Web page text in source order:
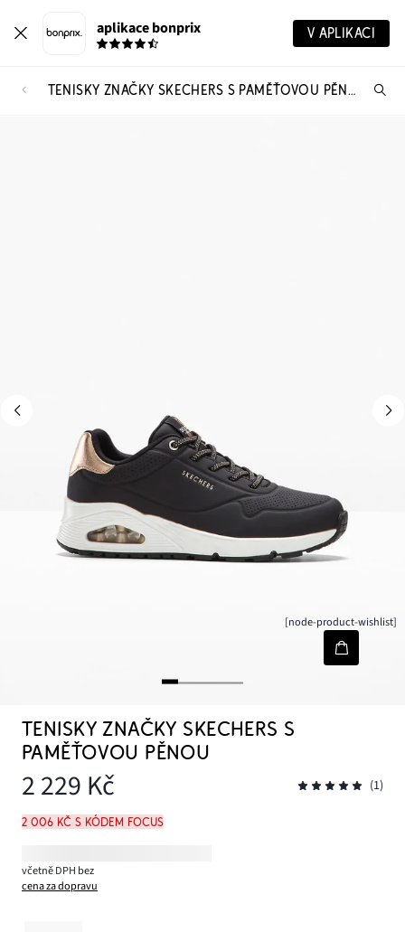
aplikace bonprix V APLIKACI
TENISKY ZNAČKY SKECHERS S PAMĚŤOVOU PĚNOU
[node-product-wishlist]
TENISKY ZNAČKY SKECHERS S
PAMĚŤOVOU PĚNOU
2 229 Kč (1)
2 006 Kč s kódem FOCUS
včetně DPH bez
cena za dopravu